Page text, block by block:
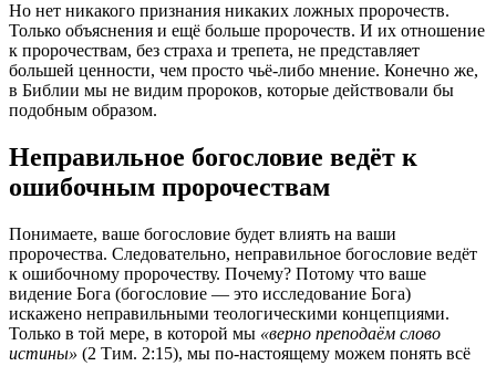
Но нет никакого признания никаких ложных пророчеств.
Только объяснения и ещё больше пророчеств. И их отношение
к пророчествам, без страха и трепета, не представляет
большей ценности, чем просто чьё-либо мнение. Конечно же,
в Библии мы не видим пророков, которые действовали бы
подобным образом.
Неправильное богословие ведёт к
ошибочным пророчествам
Понимаете, ваше богословие будет влиять на ваши
пророчества. Следовательно, неправильное богословие ведёт
к ошибочному пророчеству. Почему? Потому что ваше
видение Бога (богословие — это исследование Бога)
искажено неправильными теологическими концепциями.
Только в той мере, в которой мы «верно преподаём слово
истины» (2 Тим. 2:15), мы по-настоящему можем понять всё